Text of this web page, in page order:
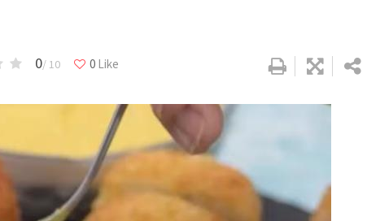
0/ 10 0 Like